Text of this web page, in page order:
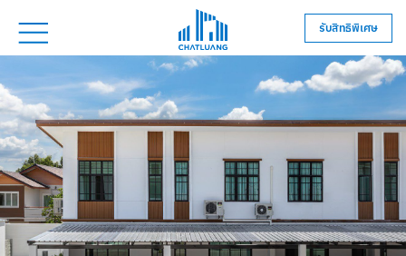
รับสิทธิพิเศษ